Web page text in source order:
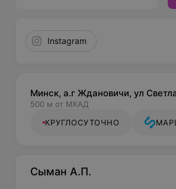
Instagram
Минск, а.г Ждановичи, ул
500 м от МКАД
КРУГЛОСУТОЧНО
Сыман А.П.